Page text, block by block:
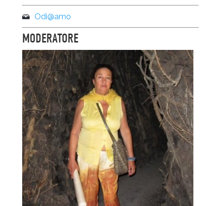
Odi@amo
MODERATORE